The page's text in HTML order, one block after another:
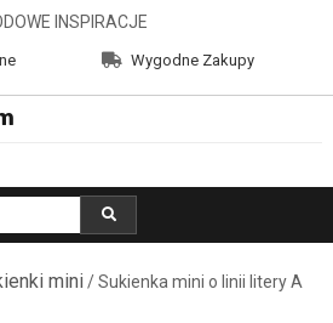
INSPIRACJE
Wygodne Zakupy
mini/ Sukienka mini o linii litery A